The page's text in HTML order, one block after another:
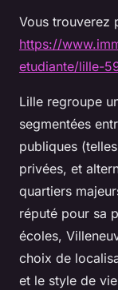
Vous trouverez
https://
etudiante/lille-
Lille regroupe
segmentées
publiques
privées, et
quartiers
réputé pour sa
écoles,
choix de
et le style de